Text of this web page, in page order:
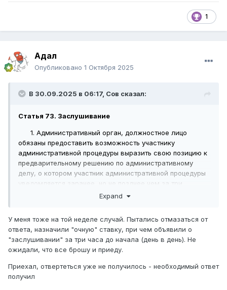
1
Адал
Опубликовано 1 Октября 2025
В 30.09.2025 в 06:17, Сов сказал:
Статья 73. Заслушивание
1. Административный орган, должностное лицо
обязаны предоставить возможность участнику
административной процедуры выразить свою позицию к
предварительному решению по административному
делу, о котором участник административной процедуры
рабочих дня до принятия административного акта.
1) приглашения участника административной
процедуры на заслушивание по административному
делу, в том числе посредством видеоконференцсвязи
2) использования информационных систем;
Expand
У меня тоже на той неделе случай. Пытались отмазаться от
ответа, назначили "очную" ставку, при чем объявили о
"заслушивании" за три часа до начала (день в день). Не
ожидали, что все брошу и приеду.
Приехал, отвертеться уже не получилось - необходимый ответ
получил